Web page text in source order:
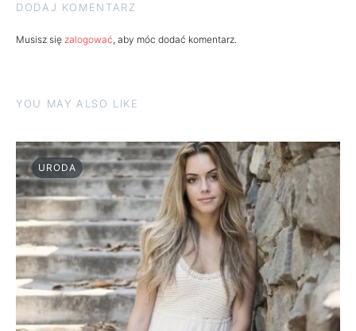
DODAJ KOMENTARZ
Musisz się zalogować, aby móc dodać komentarz.
YOU MAY ALSO LIKE
URODA